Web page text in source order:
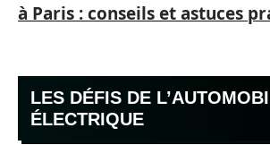
à Paris : conseils et astuces
LES DÉFIS DE
ÉLECTRIQUE